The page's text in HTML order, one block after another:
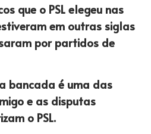
que o PSL elegeu nas
em outras siglas
por partidos de
bancada é uma das
e as disputas
o PSL.